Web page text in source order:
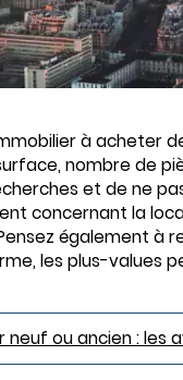
à acheter
nombre de
et de ne
concernant la
également à
les plus-values
neuf ou ancien : les